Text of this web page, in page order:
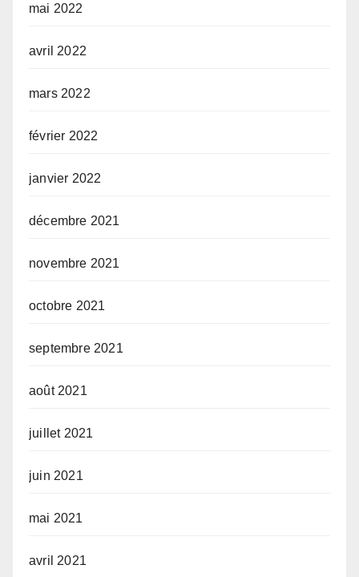
mai 2022
avril 2022
mars 2022
février 2022
janvier 2022
décembre 2021
novembre 2021
octobre 2021
septembre 2021
août 2021
juillet 2021
juin 2021
mai 2021
avril 2021